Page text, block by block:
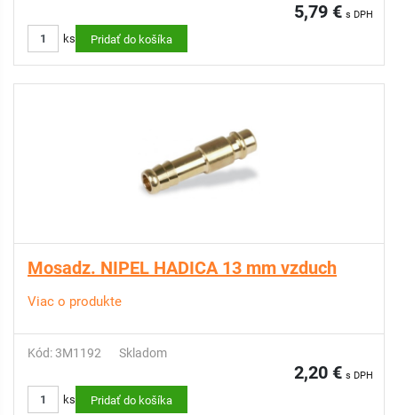
5,79 € s DPH
ks Pridať do košíka
Mosadz. NIPEL HADICA 13 mm vzduch
Viac o produkte
Kód: 3M1192 Skladom
2,20 € s DPH
ks Pridať do košíka